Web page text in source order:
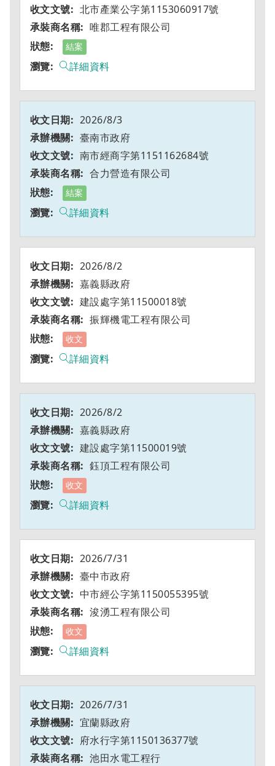
北市產業公字第1153060917號
唯郡工程有限公司
結案
詳細資料
2026/8/3
臺南市政府
南市經商字第1151162684號
合力營造有限公司
結案
詳細資料
2026/8/2
嘉義縣政府
建設處字第11500018號
振輝機電工程有限公司
收文
詳細資料
2026/8/2
嘉義縣政府
建設處字第11500019號
鈺頂工程有限公司
收文
詳細資料
2026/7/31
臺中市政府
中市經公字第1150055395號
浚湧工程有限公司
收文
詳細資料
2026/7/31
宜蘭縣政府
府水行字第1150136377號
池田水電工程行